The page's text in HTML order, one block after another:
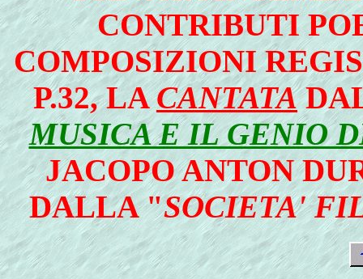
CONTRIBUTI
COMPOSIZIONI
P.32, LACANTATA
MUSICA E IL GENIO
JACOPO ANTON
DALLA "SOCIETA'